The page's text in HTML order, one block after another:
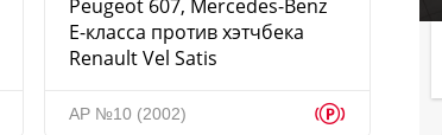
Peugeot 607, Mercedes-Benz
E-класса против хэтчбека
Renault Vel Satis
АР №10 (2002) p